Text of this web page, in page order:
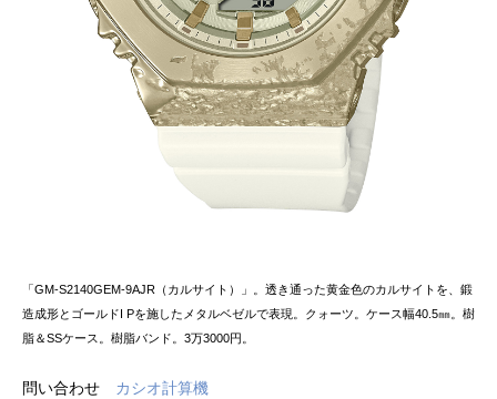
「GM-S2140GEM-9AJR（カルサイト）」。透き通った黄金色のカルサイトを、鍛
造成形とゴールドI Pを施したメタルベゼルで表現。クォーツ。ケース幅40.5㎜。樹
脂＆SSケース。樹脂バンド。3万3000円。
問い合わせ カシオ計算機